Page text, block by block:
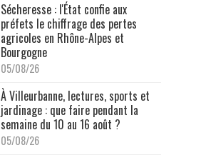
Sécheresse : l'État confie aux
préfets le chiffrage des pertes
agricoles en Rhône-Alpes et
Bourgogne
05/08/26
À Villeurbanne, lectures, sports et
jardinage : que faire pendant la
semaine du 10 au 16 août ?
05/08/26